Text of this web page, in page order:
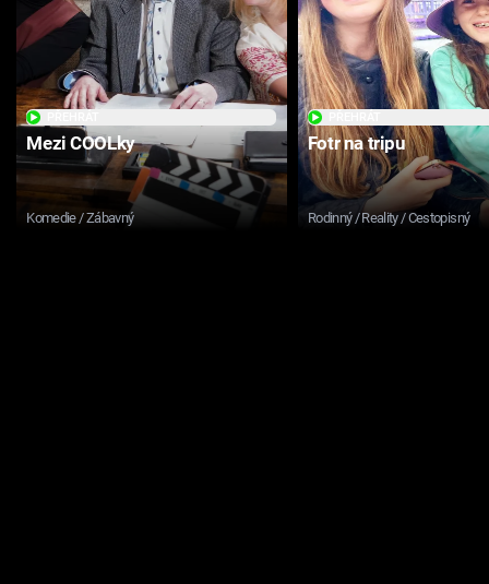
Mezi COOLky
Komedie / Zábavný
Fotr na tripu
Rodinný / Reality / Cestopisný